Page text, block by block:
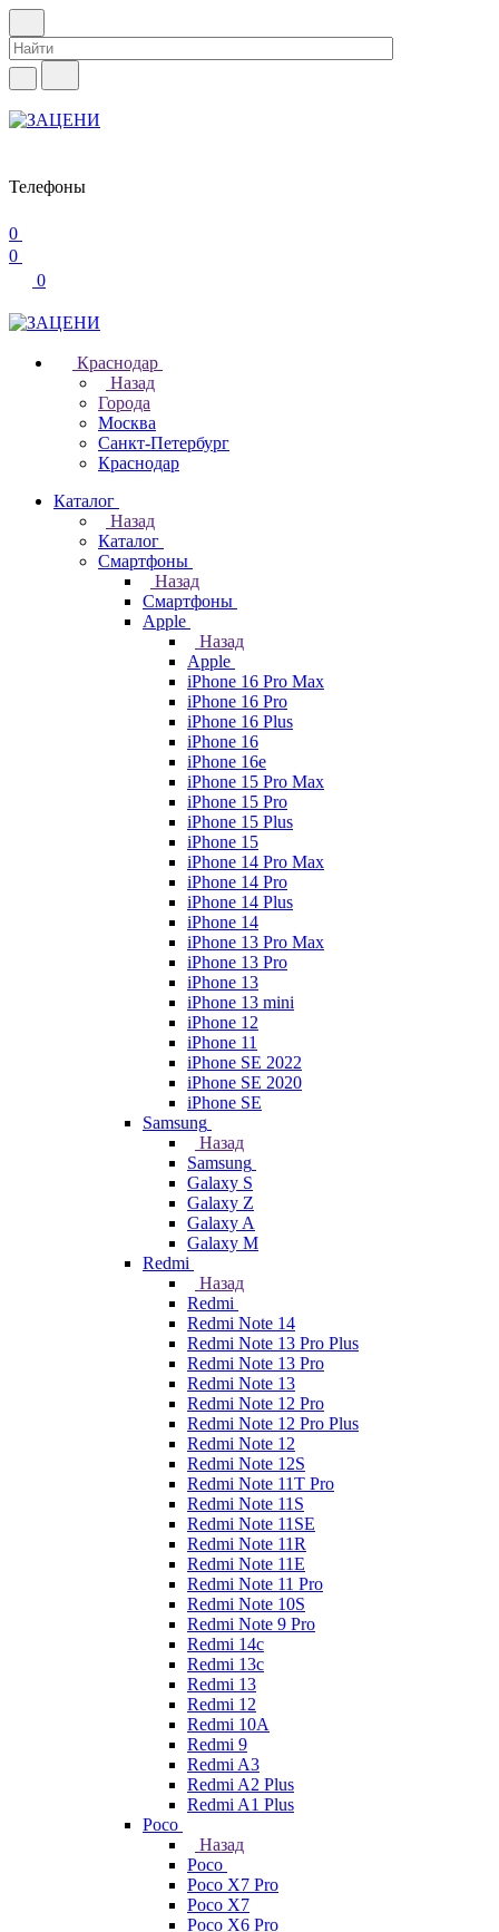
Телефоны
0
0
0
Краснодар
Назад
Города
Москва
Санкт-Петербург
Краснодар
Каталог
Назад
Каталог
Смартфоны
Назад
Смартфоны
Apple
Назад
Apple
iPhone 16 Pro Max
iPhone 16 Pro
iPhone 16 Plus
iPhone 16
iPhone 16e
iPhone 15 Pro Max
iPhone 15 Pro
iPhone 15 Plus
iPhone 15
iPhone 14 Pro Max
iPhone 14 Pro
iPhone 14 Plus
iPhone 14
iPhone 13 Pro Max
iPhone 13 Pro
iPhone 13
iPhone 13 mini
iPhone 12
iPhone 11
iPhone SE 2022
iPhone SE 2020
iPhone SE
Samsung
Назад
Samsung
Galaxy S
Galaxy Z
Galaxy A
Galaxy M
Redmi
Назад
Redmi
Redmi Note 14
Redmi Note 13 Pro Plus
Redmi Note 13 Pro
Redmi Note 13
Redmi Note 12 Pro
Redmi Note 12 Pro Plus
Redmi Note 12
Redmi Note 12S
Redmi Note 11T Pro
Redmi Note 11S
Redmi Note 11SE
Redmi Note 11R
Redmi Note 11E
Redmi Note 11 Pro
Redmi Note 10S
Redmi Note 9 Pro
Redmi 14c
Redmi 13c
Redmi 13
Redmi 12
Redmi 10A
Redmi 9
Redmi A3
Redmi A2 Plus
Redmi A1 Plus
Poco
Назад
Poco
Poco X7 Pro
Poco X7
Poco X6 Pro